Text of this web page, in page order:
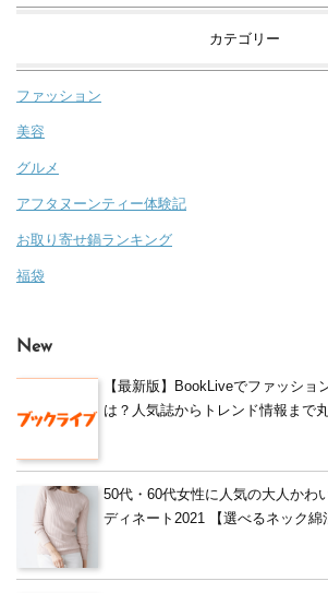
カテゴリー
ファッション
美容
グルメ
アフタヌーンティー体験記
お取り寄せ鍋ランキング
福袋
New
【最新版】BookLiveでファッショ
は？人気誌からトレンド情報まで
50代・60代女性に人気の大人かわ
ディネート2021 【選べるネック綿